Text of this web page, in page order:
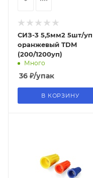
СИЗ-3 5,5мм2 5шт/уп
оранжевый TDM
(200/1200уп)
Много
36 ₽/упак
В КОРЗИНУ